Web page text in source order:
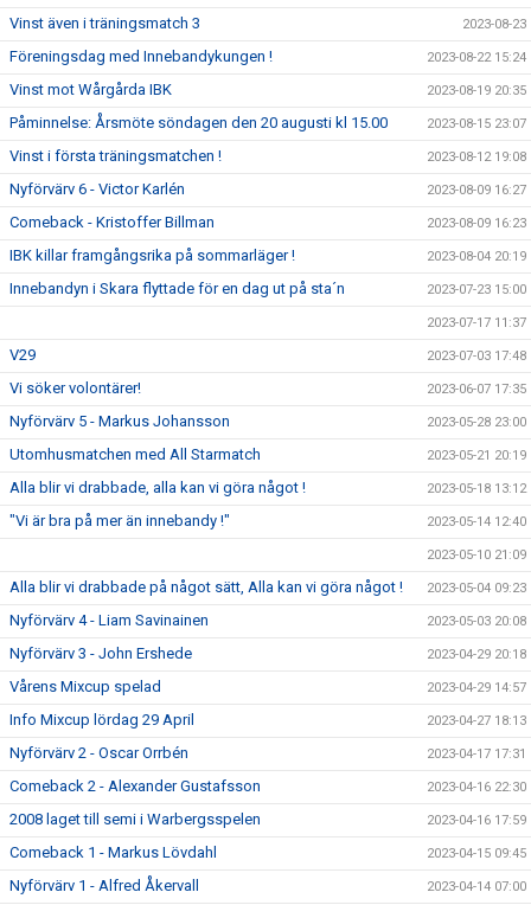
Vinst även i träningsmatch 3 2023-08-23
Föreningsdag med Innebandykungen ! 2023-08-22 15:24
Vinst mot Wårgårda IBK 2023-08-19 20:35
Påminnelse: Årsmöte söndagen den 20 augusti kl 15.00 2023-08-15 23:07
Vinst i första träningsmatchen ! 2023-08-12 19:08
Nyförvärv 6 - Victor Karlén 2023-08-09 16:27
Comeback - Kristoffer Billman 2023-08-09 16:23
IBK killar framgångsrika på sommarläger ! 2023-08-04 20:19
Innebandyn i Skara flyttade för en dag ut på sta´n 2023-07-23 15:00
2023-07-17 11:37
V29 2023-07-03 17:48
Vi söker volontärer! 2023-06-07 17:35
Nyförvärv 5 - Markus Johansson 2023-05-28 23:00
Utomhusmatchen med All Starmatch 2023-05-21 20:19
Alla blir vi drabbade, alla kan vi göra något ! 2023-05-18 13:12
"Vi är bra på mer än innebandy !" 2023-05-14 12:40
2023-05-10 21:09
Alla blir vi drabbade på något sätt, Alla kan vi göra något ! 2023-05-04 09:23
Nyförvärv 4 - Liam Savinainen 2023-05-03 20:08
Nyförvärv 3 - John Ershede 2023-04-29 20:18
Vårens Mixcup spelad 2023-04-29 14:57
Info Mixcup lördag 29 April 2023-04-27 18:13
Nyförvärv 2 - Oscar Orrbén 2023-04-17 17:31
Comeback 2 - Alexander Gustafsson 2023-04-16 22:30
2008 laget till semi i Warbergsspelen 2023-04-16 17:59
Comeback 1 - Markus Lövdahl 2023-04-15 09:45
Nyförvärv 1 - Alfred Åkervall 2023-04-14 07:00